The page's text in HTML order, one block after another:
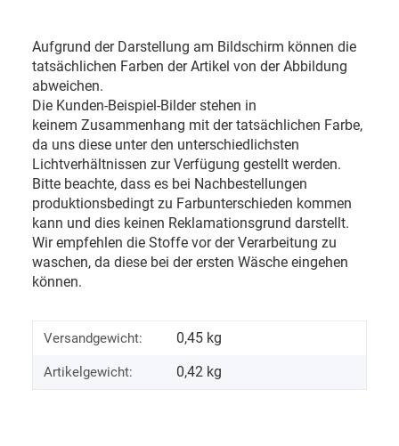
Aufgrund der Darstellung am Bildschirm können die
tatsächlichen Farben der Artikel von der Abbildung
abweichen.
Die Kunden-Beispiel-Bilder stehen in
keinem Zusammenhang mit der tatsächlichen Farbe,
da uns diese unter den unterschiedlichsten
Lichtverhältnissen zur Verfügung gestellt werden.
Bitte beachte, dass es bei Nachbestellungen
produktionsbedingt zu Farbunterschieden kommen
kann und dies keinen Reklamationsgrund darstellt.
Wir empfehlen die Stoffe vor der Verarbeitung zu
waschen, da diese bei der ersten Wäsche eingehen
können.
Versandgewicht: 0,45 kg
Artikelgewicht: 0,42 kg